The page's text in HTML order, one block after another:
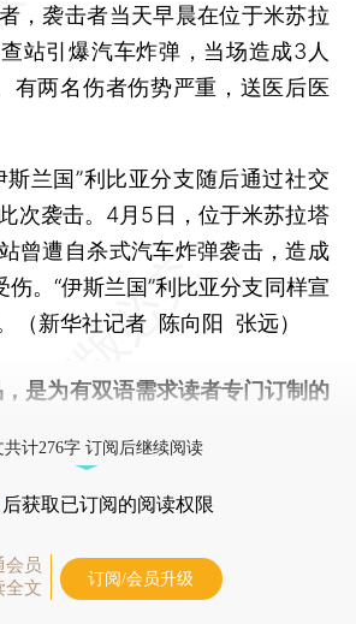
，袭击者当天早晨在位于米苏拉
站引爆汽车炸弹，当场造成3人
有两名伤者伤势严重，送医后医
兰国”利比亚分支随后通过社交
次袭击。4月5日，位于米苏拉塔
曾遭自杀式汽车炸弹袭击，造成
。“伊斯兰国”利比亚分支同样宣
（新华社记者 陈向阳 张远）
是为有双语需求读者专门订制的
共计276字 订阅后继续阅读
后获取已订阅的阅读权限
会员
全文
订阅/会员升级